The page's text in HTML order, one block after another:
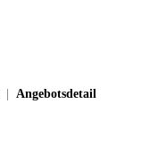
Angebotsdetail